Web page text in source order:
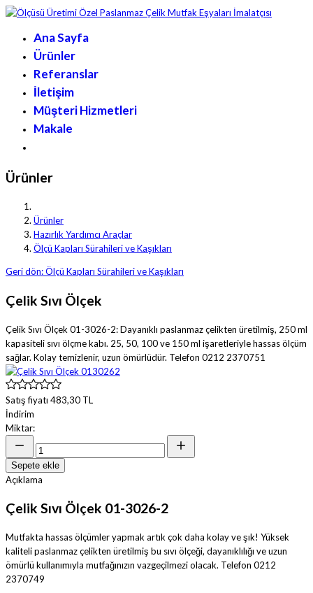
Ana Sayfa
Ürünler
Referanslar
İletişim
Müşteri Hizmetleri
Makale
Ürünler
Ürünler
Hazırlık Yardımcı Araçlar
Ölçü Kapları Sürahileri ve Kaşıkları
Geri dön: Ölçü Kapları Sürahileri ve Kaşıkları
Çelik Sıvı Ölçek
Çelik Sıvı Ölçek 01-3026-2: Dayanıklı paslanmaz çelikten üretilmiş, 250 ml
kapasiteli sıvı ölçme kabı. 25, 50, 100 ve 150 ml işaretleriyle hassas ölçüm
sağlar. Kolay temizlenir, uzun ömürlüdür. Telefon 0212 2370751
Satış fiyatı 483,30 TL
İndirim
Miktar:
Sepete ekle
Açıklama
Çelik Sıvı Ölçek 01-3026-2
Mutfakta hassas ölçümler yapmak artık çok daha kolay ve şık! Yüksek
kaliteli paslanmaz çelikten üretilmiş bu sıvı ölçeği, dayanıklılığı ve uzun
ömürlü kullanımıyla mutfağınızın vazgeçilmezi olacak. Telefon 0212
2370749